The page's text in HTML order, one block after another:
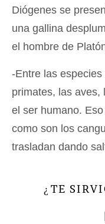
Diógenes se
una gallina
el hombre de
-Entre las
primates, las aves,
el ser humano.
como son los
trasladan dando
¿ TE